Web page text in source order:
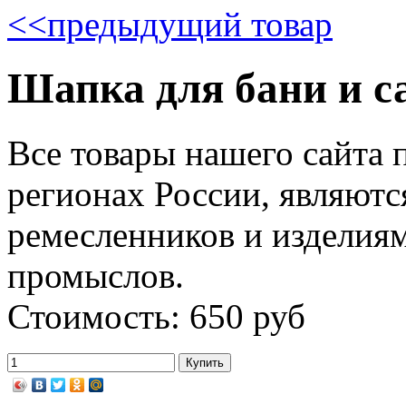
<<предыдущий товар
Шапка для бани и
Все товары нашего сайта
регионах России,
ремесленников и
промыслов.
Стоимость: 650 руб